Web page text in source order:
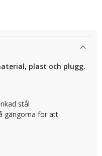
plast och plugg.
stål
gängorna för att